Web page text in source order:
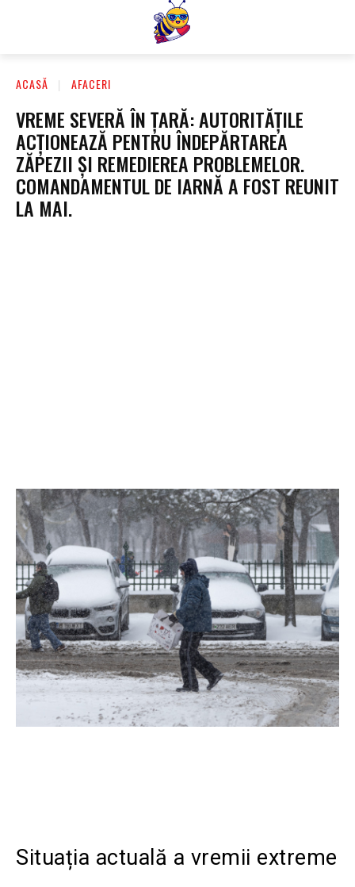
ACASĂ AFACERI
VREME SEVERĂ ÎN ȚARĂ: AUTORITĂȚILE
ACȚIONEAZĂ PENTRU ÎNDEPĂRTAREA
ZĂPEZII ȘI REMEDIEREA PROBLEMELOR.
COMANDAMENTUL DE IARNĂ A FOST REUNIT
LA MAI.
Situația actuală a vremii extreme